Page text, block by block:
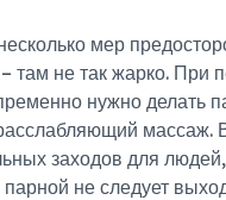
мер
там не так жарко. При
нужно делать
массаж.
заходов для
не следует